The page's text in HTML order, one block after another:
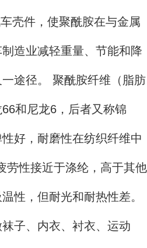
壳件，使聚酰胺在与金属
造业减轻重量、节能和降
途径。 聚酰胺纤维（脂肪
和尼龙6，后者又称锦
好，耐磨性在纺织纤维中
劳性接近于涤纶，高于其他
性，但耐光和耐热性差。
子、内衣、衬衣、运动